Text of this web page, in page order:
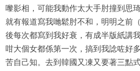
嚟影相，可能我動作太大手肘撞到思
就有報道寫我哋鬆肘不和，明明之前
後每次都寫到我好衰，有成半版紙講
咁大個女都係第一次，搞到我諗咗好
苦自己知。去到韓國又凍又要著三點